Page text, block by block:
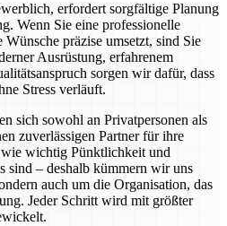
erfordert sorgfältige Planung
Wenn Sie eine professionelle
präzise umsetzt, sind Sie
Ausrüstung, erfahrenem
sorgen wir dafür, dass
Stress verläuft.
sich sowohl an Privatpersonen als
zuverlässigen Partner für ihre
wichtig Pünktlichkeit und
sind – deshalb kümmern wir uns
auch um die Organisation, das
Jeder Schritt wird mit größter